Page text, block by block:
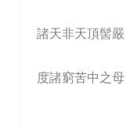
諸天非天頂髻
度諸窮苦中之